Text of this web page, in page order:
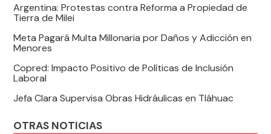
Argentina: Protestas contra Reforma a Propiedad de
Tierra de Milei
Meta Pagará Multa Millonaria por Daños y Adicción en
Menores
Copred: Impacto Positivo de Políticas de Inclusión
Laboral
Jefa Clara Supervisa Obras Hidráulicas en Tláhuac
OTRAS NOTICIAS